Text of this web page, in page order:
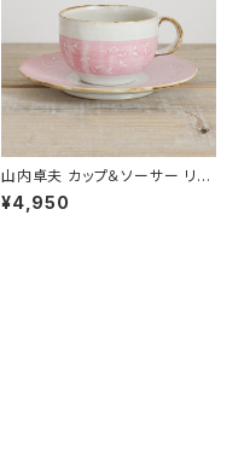
山内卓夫 カップ＆ソーサー リー
フ柄 ピンク 信楽焼 滋賀県産
【伝統工芸品】【民藝品】【食器
¥4,950